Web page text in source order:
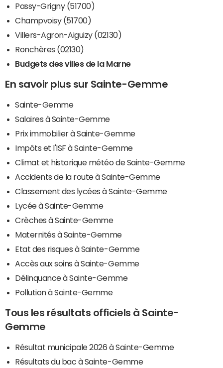
Passy-Grigny (51700)
Champvoisy (51700)
Villers-Agron-Aiguizy (02130)
Ronchères (02130)
Budgets des villes de la Marne
En savoir plus sur Sainte-Gemme
Sainte-Gemme
Salaires à Sainte-Gemme
Prix immobilier à Sainte-Gemme
Impôts et l'ISF à Sainte-Gemme
Climat et historique météo de Sainte-Gemme
Accidents de la route à Sainte-Gemme
Classement des lycées à Sainte-Gemme
Lycée à Sainte-Gemme
Crèches à Sainte-Gemme
Maternités à Sainte-Gemme
Etat des risques à Sainte-Gemme
Accès aux soins à Sainte-Gemme
Délinquance à Sainte-Gemme
Pollution à Sainte-Gemme
Tous les résultats officiels à Sainte-
Gemme
Résultat municipale 2026 à Sainte-Gemme
Résultats du bac à Sainte-Gemme